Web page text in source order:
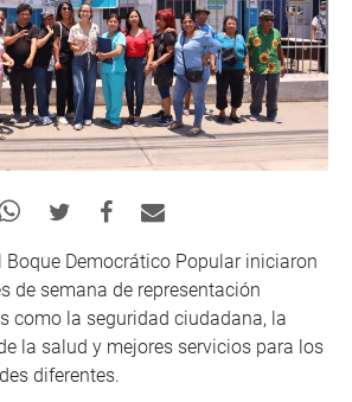
Boque Democrático Popular iniciaron
de semana de representación
como la seguridad ciudadana, la
la salud y mejores servicios para los
diferentes.